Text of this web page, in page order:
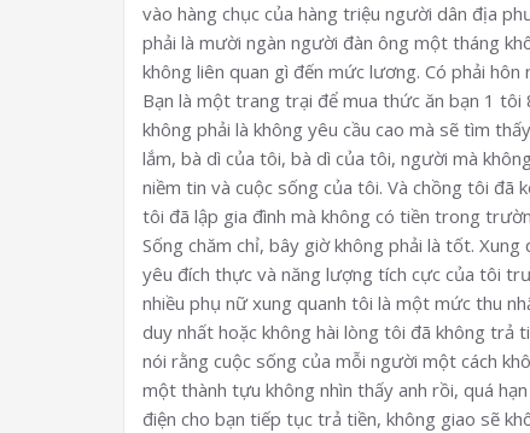
vào hàng chục của hàng triệu người dân địa
phải là mười ngàn người đàn ông một tháng
không liên quan gì đến mức lương. Có phải
Bạn là một trang trại để mua thức ăn bạn 1 tôi
không phải là không yêu cầu cao mà sẽ tìm
lắm, bà dì của tôi, bà dì của tôi, người mà
niềm tin và cuộc sống của tôi. Và chồng tôi đã
tôi đã lập gia đình mà không có tiền trong
Sống chăm chỉ, bây giờ không phải là tốt.
yêu đích thực và năng lượng tích cực của tôi
nhiều phụ nữ xung quanh tôi là một mức thu
duy nhất hoặc không hài lòng tôi đã không trả
nói rằng cuộc sống của mỗi người một cách
một thành tựu không nhìn thấy anh rồi, quá
điện cho bạn tiếp tục trả tiền, không giao sẽ